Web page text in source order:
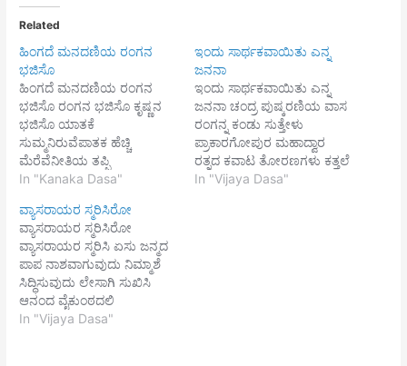
Related
ಹಿಂಗದೆ ಮನದಣಿಯ ರಂಗನ
ಭಜಿಸೊ
ಹಿಂಗದೆ ಮನದಣಿಯ ರಂಗನ
ಭಜಿಸೊ ರಂಗನ ಭಜಿಸೊ ಕೃಷ್ಣನ
ಭಜಿಸೊ ಯಾತಕೆ
ಸುಮ್ಮನಿರುವೆಪಾತಕ ಹೆಚ್ಚಿ
ಮೆರೆವೆನೀತಿಯ ತಪ್ಪಿ
ನೀನಿರುವೆಭೂತಳ ಭೋಗ ಸ್ಥಿರವೆ
ಬಿಟ್ಟು ಪಾಡೊಮುಜ್ಜಗನ
ಕೊಂಡಾಡೊಸಜ್ಜನರ
ಜೊತೆಗೂಡೊ||2|| ಪನ್ನಗರಾಜ
ಶಯನನಪನ್ನಗಭೂಷಣ
ನುತನಉನ್ನಂತ
ಗುಣದವನಚೆನ್ನಾದಿ ಕೇಶವನ||3||
In "Kanaka Dasa"
ಇಂದು ಸಾರ್ಥಕವಾಯಿತು ಎನ್ನ
ಜನನಾ
ಇಂದು ಸಾರ್ಥಕವಾಯಿತು ಎನ್ನ
ಜನನಾ ಚಂದ್ರ ಪುಷ್ಕರಣಿಯ ವಾಸ
ರಂಗನ್ನ ಕಂಡು ಸುತ್ತೇಳು
ಪ್ರಾಕಾರಗೋಪುರ ಮಹಾದ್ವಾರ
ರತ್ನದ ಕವಾಟ ತೋರಣಗಳು ಕತ್ತಲೆ
ಹರನಂತೆ ಕಣ್ಣಿಗೆ ತೋರುತಿದೆ
In "Vijaya Dasa"
ವ್ಯಾಸರಾಯರ ಸ್ಮರಿಸಿರೋ
ವ್ಯಾಸರಾಯರ ಸ್ಮರಿಸಿರೋ
ವ್ಯಾಸರಾಯರ ಸ್ಮರಿಸಿ ಏಸು ಜನ್ಮದ
ಪಾಪ ನಾಶವಾಗುವುದು ನಿಮ್ಮಾಶೆ
ಸಿದ್ಧಿಸುವುದು ಲೇಸಾಗಿ ಸುಖಿಸಿ
ಆನಂದ ವೈಕುಂಠದಲಿ
ವಾಸವಾಗುವುದು ನಿಜ ಭಕುತಿಯಲಿ
In "Vijaya Dasa"